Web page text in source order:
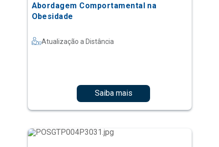
Abordagem Comportamental na
Obesidade
Atualização a Distância
Saiba mais